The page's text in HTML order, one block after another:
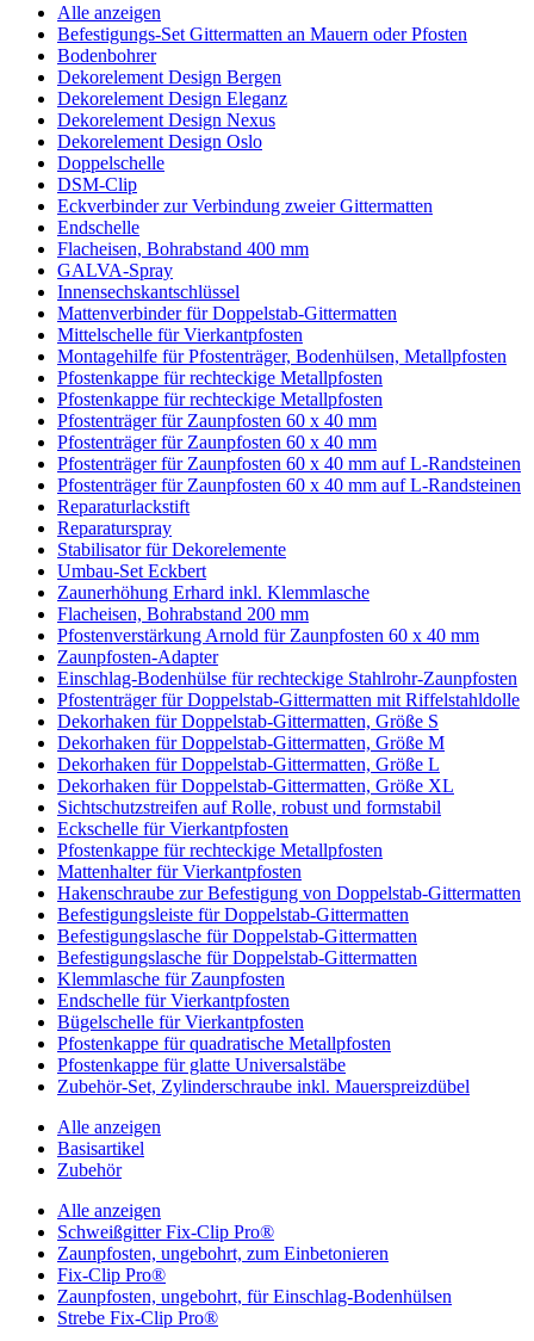
Alle anzeigen
Befestigungs-Set Gittermatten an Mauern oder Pfosten
Bodenbohrer
Dekorelement Design Bergen
Dekorelement Design Eleganz
Dekorelement Design Nexus
Dekorelement Design Oslo
Doppelschelle
DSM-Clip
Eckverbinder zur Verbindung zweier Gittermatten
Endschelle
Flacheisen, Bohrabstand 400 mm
GALVA-Spray
Innensechskantschlüssel
Mattenverbinder für Doppelstab-Gittermatten
Mittelschelle für Vierkantpfosten
Montagehilfe für Pfostenträger, Bodenhülsen, Metallpfosten
Pfostenkappe für rechteckige Metallpfosten
Pfostenkappe für rechteckige Metallpfosten
Pfostenträger für Zaunpfosten 60 x 40 mm
Pfostenträger für Zaunpfosten 60 x 40 mm
Pfostenträger für Zaunpfosten 60 x 40 mm auf L-Randsteinen
Pfostenträger für Zaunpfosten 60 x 40 mm auf L-Randsteinen
Reparaturlackstift
Reparaturspray
Stabilisator für Dekorelemente
Umbau-Set Eckbert
Zaunerhöhung Erhard inkl. Klemmlasche
Flacheisen, Bohrabstand 200 mm
Pfostenverstärkung Arnold für Zaunpfosten 60 x 40 mm
Zaunpfosten-Adapter
Einschlag-Bodenhülse für rechteckige Stahlrohr-Zaunpfosten
Pfostenträger für Doppelstab-Gittermatten mit Riffelstahldolle
Dekorhaken für Doppelstab-Gittermatten, Größe S
Dekorhaken für Doppelstab-Gittermatten, Größe M
Dekorhaken für Doppelstab-Gittermatten, Größe L
Dekorhaken für Doppelstab-Gittermatten, Größe XL
Sichtschutzstreifen auf Rolle, robust und formstabil
Eckschelle für Vierkantpfosten
Pfostenkappe für rechteckige Metallpfosten
Mattenhalter für Vierkantpfosten
Hakenschraube zur Befestigung von Doppelstab-Gittermatten
Befestigungsleiste für Doppelstab-Gittermatten
Befestigungslasche für Doppelstab-Gittermatten
Befestigungslasche für Doppelstab-Gittermatten
Klemmlasche für Zaunpfosten
Endschelle für Vierkantpfosten
Bügelschelle für Vierkantpfosten
Pfostenkappe für quadratische Metallpfosten
Pfostenkappe für glatte Universalstäbe
Zubehör-Set, Zylinderschraube inkl. Mauerspreizdübel
Alle anzeigen
Basisartikel
Zubehör
Alle anzeigen
Schweißgitter Fix-Clip Pro®
Zaunpfosten, ungebohrt, zum Einbetonieren
Fix-Clip Pro®
Zaunpfosten, ungebohrt, für Einschlag-Bodenhülsen
Strebe Fix-Clip Pro®